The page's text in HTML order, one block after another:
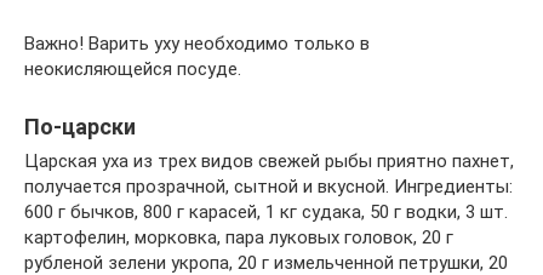
Важно! Варить уху необходимо только в
неокисляющейся посуде.
По-царски
Царская уха из трех видов свежей рыбы приятно пахнет,
получается прозрачной, сытной и вкусной. Ингредиенты:
600 г бычков, 800 г карасей, 1 кг судака, 50 г водки, 3 шт.
картофелин, морковка, пара луковых головок, 20 г
рубленой зелени укропа, 20 г измельченной петрушки, 20